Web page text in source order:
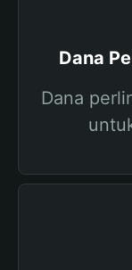
Dana
Dana